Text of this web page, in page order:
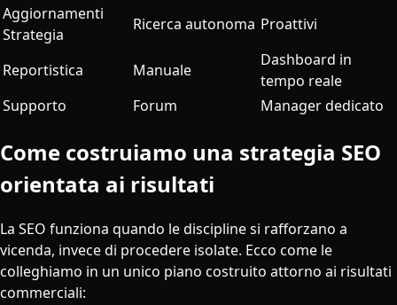
Aggiornamenti
Strategia
Ricerca autonoma Proattivi
Reportistica Manuale
Dashboard in
tempo reale
Supporto
Forum Manager dedicato
Come costruiamo una strategia SEO
orientata ai risultati
La SEO funziona quando le discipline si rafforzano a
vicenda, invece di procedere isolate. Ecco come le
colleghiamo in un unico piano costruito attorno ai risultati
commerciali: